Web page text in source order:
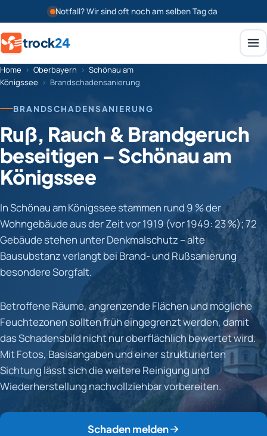
Notfall? Wir sind oft noch am selben Tag da
trock24
Home › Oberbayern › Schönau am
Königssee › Brandschadensanierung
BRANDSCHADENSANIERUNG
Ruß, Rauch & Brandgeruch
beseitigen – Schönau am
Königssee
In Schönau am Königssee stammen rund 9 % der
Wohngebäude aus der Zeit vor 1919 (vor 1949: 23 %); 72
Gebäude stehen unter Denkmalschutz – alte
Bausubstanz verlangt bei Brand- und Rußsanierung
besondere Sorgfalt.
Betroffene Räume, angrenzende Flächen und mögliche
Feuchtezonen sollten früh eingegrenzt werden, damit
das Schadensbild nicht nur oberflächlich bewertet wird.
Mit Fotos, Basisangaben und einer strukturierten
Sichtung lässt sich die weitere Reinigung und
Wiederherstellung nachvollziehbar vorbereiten.
Schaden melden